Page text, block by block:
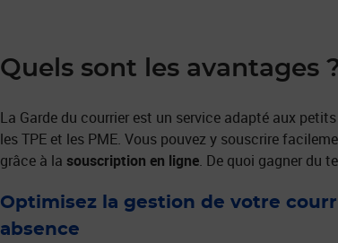
Quels sont les avantages
La Garde du courrier est un service adapté aux
les TPE et les PME. Vous pouvez y souscrire
grâce à la souscription en ligne. De quoi gagner du
Optimisez la gestion de votre
absence